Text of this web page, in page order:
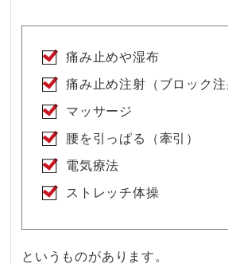
痛み止めや湿布
痛み止め注射（ブロック注
マッサージ
腰を引っぱる（牽引）
電気療法
ストレッチ体操
というものがあります。